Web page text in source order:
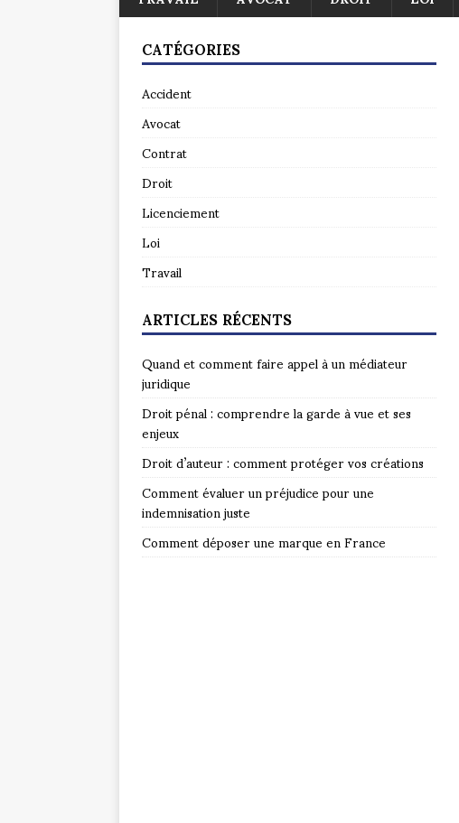
CATÉGORIES
Accident
Avocat
Contrat
Droit
Licenciement
Loi
Travail
ARTICLES RÉCENTS
Quand et comment faire appel à un médiateur
juridique
Droit pénal : comprendre la garde à vue et ses
enjeux
Droit d’auteur : comment protéger vos créations
Comment évaluer un préjudice pour une
indemnisation juste
Comment déposer une marque en France